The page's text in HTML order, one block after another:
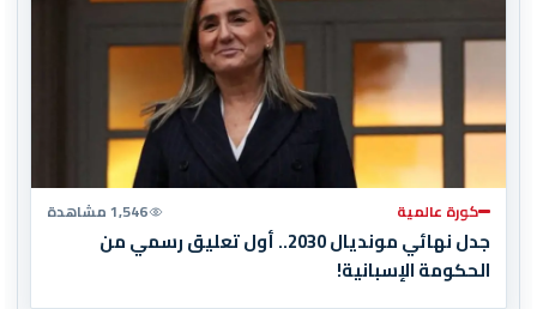
كورة عالمية 1,546 مشاهدة
جدل نهائي مونديال 2030.. أول تعليق رسمي من
الحكومة الإسبانية!